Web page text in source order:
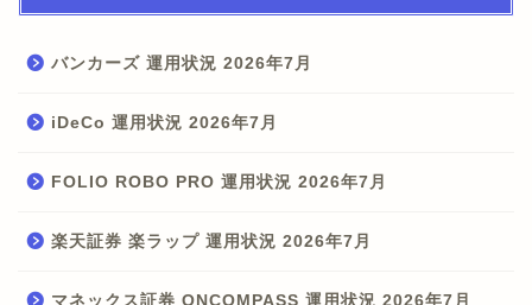
バンカーズ 運用状況 2026年7月
iDeCo 運用状況 2026年7月
FOLIO ROBO PRO 運用状況 2026年7月
楽天証券 楽ラップ 運用状況 2026年7月
マネックス証券 ONCOMPASS 運用状況 2026年7月